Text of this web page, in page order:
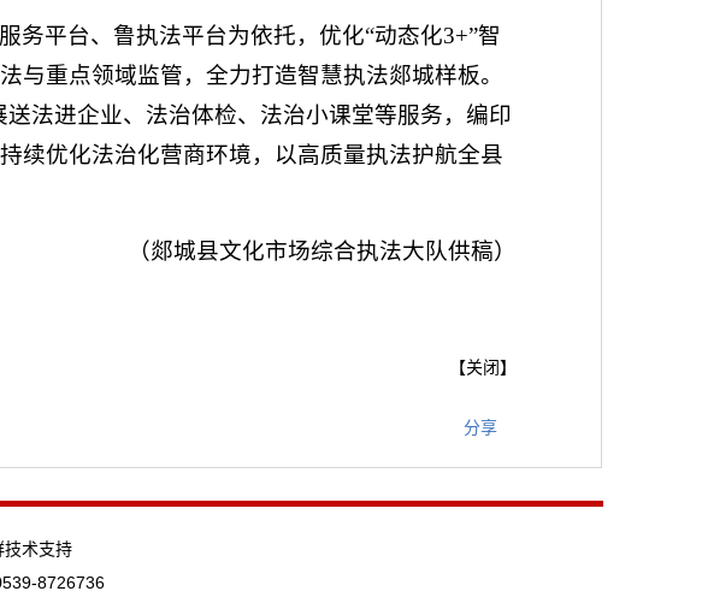
务平台、鲁执法平台为依托，优化“动态化3+”智
重点领域监管，全力打造智慧执法郯城样板。
法进企业、法治体检、法治小课堂等服务，编印
续优化法治化营商环境，以高质量执法护航全县
（郯城县文化市场综合执法大队供稿）
【关闭】
分享
技术支持
8726736